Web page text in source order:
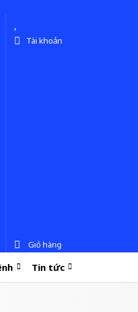
Tài khoản
Giỏ hàng
Tin tức